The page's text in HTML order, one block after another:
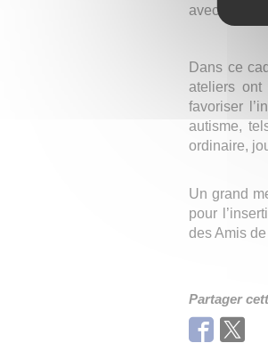
avec plus
Dans ce
ateliers ont
favoriser
autisme,
ordinaire,
Un grand
pour
des Amis de
Partager